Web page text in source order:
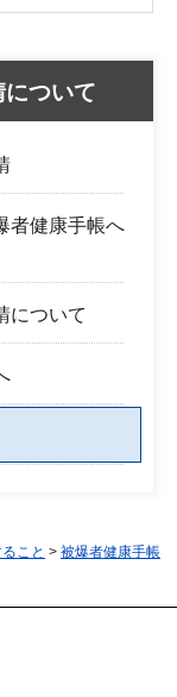
ついて
者健康手帳へ
について
こと > 被爆者健康手帳